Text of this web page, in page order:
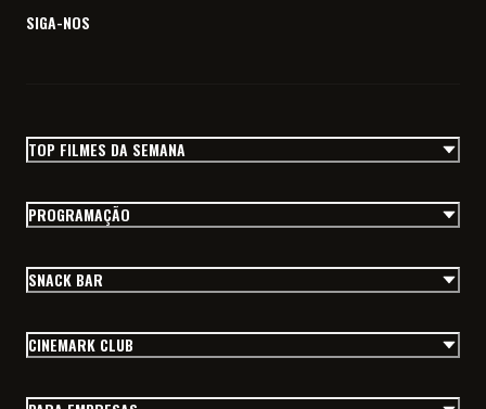
SIGA-NOS
TOP FILMES DA SEMANA
PROGRAMAÇÃO
SNACK BAR
CINEMARK CLUB